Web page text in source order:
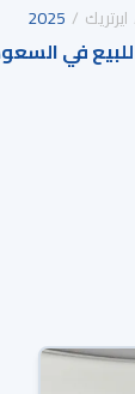
ايرتريك 2025